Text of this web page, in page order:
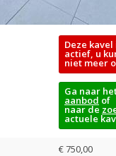
Deze
actief, u
niet meer
Ga naar
aanbod of
naar de
actuele
€ 750,00